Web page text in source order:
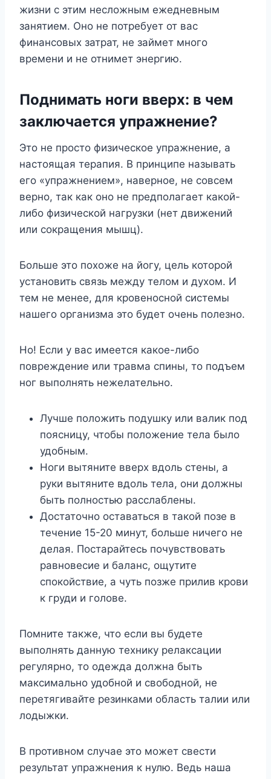
жизни с этим несложным ежедневным
занятием. Оно не потребует от вас
финансовых затрат, не займет много
времени и не отнимет энергию.
Поднимать ноги вверх: в чем
заключается упражнение?
Это не просто физическое упражнение, а
настоящая терапия. В принципе называть
его «упражнением», наверное, не совсем
верно, так как оно не предполагает какой-
либо физической нагрузки (нет движений
или сокращения мышц).
Больше это похоже на йогу, цель которой
установить связь между телом и духом. И
тем не менее, для кровеносной системы
нашего организма это будет очень полезно.
Но! Если у вас имеется какое-либо
повреждение или травма спины, то подъем
ног выполнять нежелательно.
Лучше положить подушку или валик под
поясницу, чтобы положение тела было
удобным.
Ноги вытяните вверх вдоль стены, а
руки вытяните вдоль тела, они должны
быть полностью расслаблены.
Достаточно оставаться в такой позе в
течение 15-20 минут, больше ничего не
делая. Постарайтесь почувствовать
равновесие и баланс, ощутите
спокойствие, а чуть позже прилив крови
к груди и голове.
Помните также, что если вы будете
выполнять данную технику релаксации
регулярно, то одежда должна быть
максимально удобной и свободной, не
перетягивайте резинками область талии или
лодыжки.
В противном случае это может свести
результат упражнения к нулю. Ведь наша